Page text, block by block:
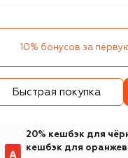
10% бонусов за
Быстрая покупка
20% кешбэк для
кешбэк для